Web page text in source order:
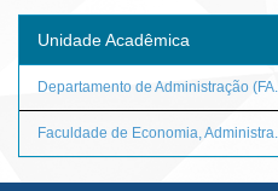
Unidade Acadêmica
Departamento de Administração (FA...
Faculdade de Economia, Administra...